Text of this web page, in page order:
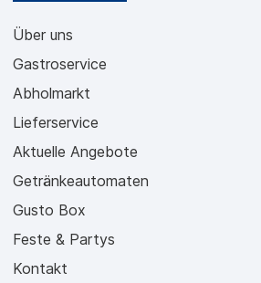
Über uns
Gastroservice
Abholmarkt
Lieferservice
Aktuelle Angebote
Getränkeautomaten
Gusto Box
Feste & Partys
Kontakt